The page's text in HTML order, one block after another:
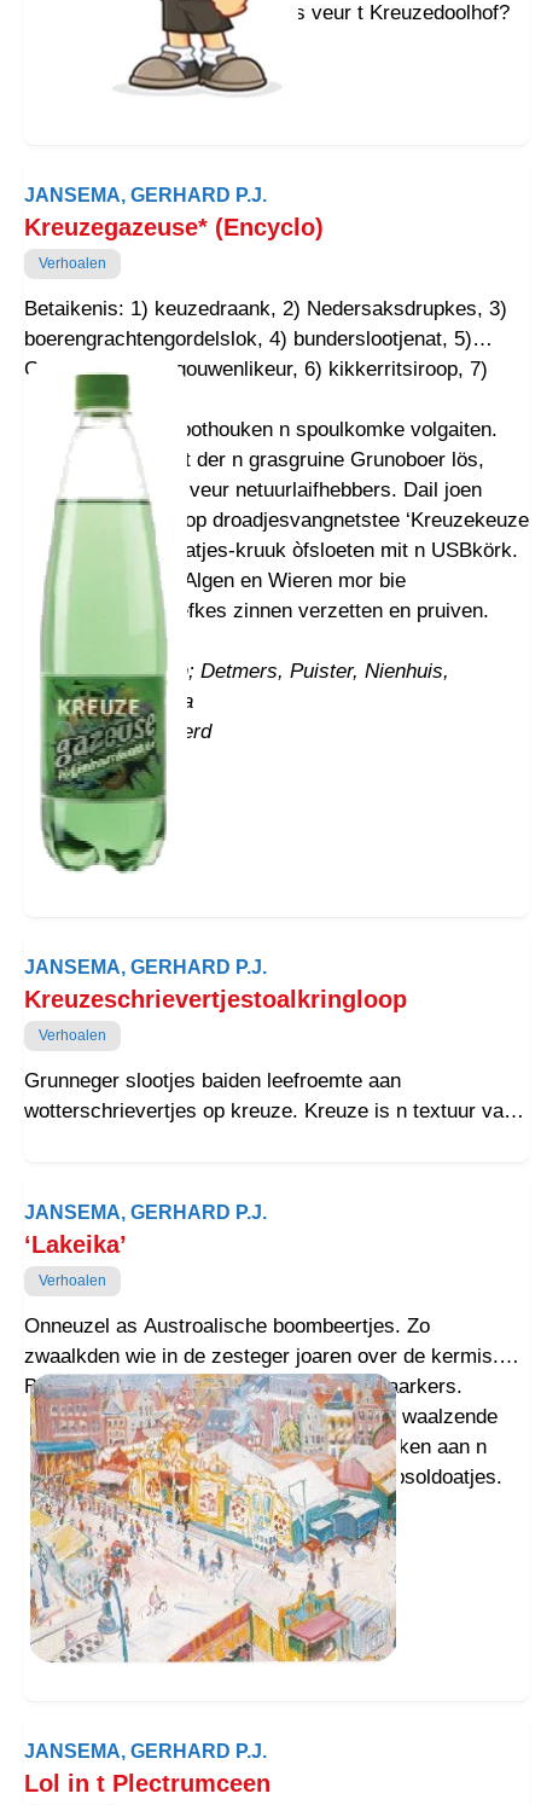
zugt nije hopmannen of Akela’s veur t Kreuzedoolhof?
JANSEMA, GERHARD P.J.
Kreuzegazeuse* (Encyclo)
Verhoalen
Betaikenis: 1) keuzedraank, 2) Nedersaksdrupkes, 3)
boerengrachtengordelslok, 4) bunderslootjenat, 5)
GruinGrunneger gouwenlikeur, 6) kikkerritsiroop, 7)
aigenhaimwotter,
Gebruuk: noa t sloothouken n spoulkomke volgaiten.
Bie elke slok komt der n grasgruine Grunoboer lös,
Ommelaander sju veur netuurlaifhebbers. Dail joen
keuzeroes doags op droadjesvangnetstee ‘Kreuzekeuze
thoes’. Zeuvenmoatjes-kruuk òfsloeten mit n USBkörk.
t Is gain Wet van Algen en Wieren mor bie
leeshongerklop eefkes zinnen verzetten en pruiven.
*Bekinde etiketten; Detmers, Puister, Nienhuis,
Poelman, Torrenga
Tapperij: WienWeerd
JANSEMA, GERHARD P.J.
Kreuzeschrievertjestoalkringloop
Verhoalen
Grunneger slootjes baiden leefroemte aan
wotterschrievertjes op kreuze. Kreuze is n textuur van
wottervlugge omsloagen gruizoame kost poten veur
lezers. Lezers kriegen op dij menaaier keuze aanlangd
mit letteratuurstekjes. Letteratuurstekjes zörgen veur
biotopisch verantwoorde toalkringloop. Toalkringloop
bluit as n dictee uut n botaniseertrommelke van n
Grunneger.
JANSEMA, GERHARD P.J.
‘Lakeika’
Verhoalen
Onneuzel as Austroalische boombeertjes. Zo
zwaalkden wie in de zesteger joaren over de kermis.
Bie de woarzegster en bielaangs standwaarkers.
Griezelkoppen in t spoukhuus, mizzelk in waalzende
cake-walk, jeuk in t vlooiencircus. En slikken aan n
zuite wattenstoaf, kenailstokken en stroopsoldoatjes.
JANSEMA, GERHARD P.J.
Lol in t Plectrumceen